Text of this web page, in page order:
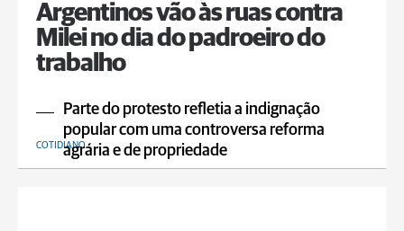
Argentinos vão às ruas contra
Milei no dia do padroeiro do
trabalho
Parte do protesto refletia a indignação
popular com uma controversa reforma
agrária e de propriedade
COTIDIANO